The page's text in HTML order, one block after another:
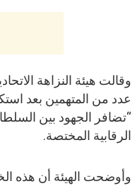
وقالت هيئة النزاهة
عدد من المتهمين بعد
“تضافر الجهود بين
الرقابية المختصة.
وأوضحت الهيئة أن هذه